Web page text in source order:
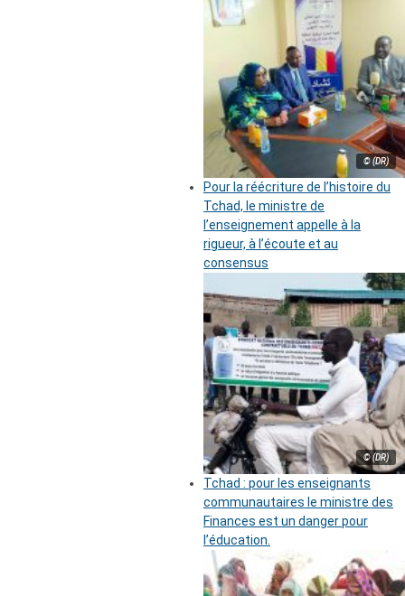
© (DR)
Pour la réécriture de l’histoire du
Tchad, le ministre de
l’enseignement appelle à la
rigueur, à l’écoute et au
consensus
© (DR)
Tchad : pour les enseignants
communautaires le ministre des
Finances est un danger pour
l’éducation.